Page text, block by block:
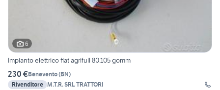
6
Impianto elettrico fiat agrifull 80.105 gomm
230 €Benevento(BN)
Rivenditore M.T.R. SRL TRATTORI